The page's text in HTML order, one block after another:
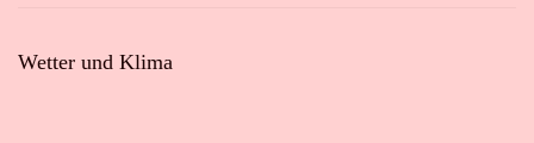
Wetter und Klima